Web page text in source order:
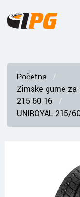
Početna
Zimske gume
215 60 16
UNIROYAL 215/